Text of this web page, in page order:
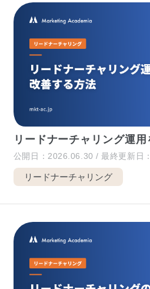
リードナーチャリング運
公開日：2026.06.30 / 最終更新日
リードナーチャリング